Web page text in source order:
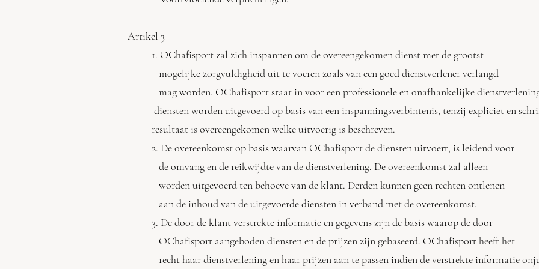
Artikel 3
1. OChafisport zal zich inspannen om de overeengekomen dienst met de grootst
mogelijke zorgvuldigheid uit te voeren zoals van een goed dienstverlener verlangd
mag worden. OChafisport staat in voor een professionele en onafhankelijke
diensten worden uitgevoerd op basis van een inspanningsverbintenis, tenzij expliciet en
resultaat is overeengekomen welke uitvoerig is beschreven.
2. De overeenkomst op basis waarvan OChafisport de diensten uitvoert, is leidend voor
de omvang en de reikwijdte van de dienstverlening. De overeenkomst zal alleen
worden uitgevoerd ten behoeve van de klant. Derden kunnen geen rechten ontlenen
aan de inhoud van de uitgevoerde diensten in verband met de overeenkomst.
3. De door de klant verstrekte informatie en gegevens zijn de basis waarop de door
OChafisport aangeboden diensten en de prijzen zijn gebaseerd. OChafisport heeft het
recht haar dienstverlening en haar prijzen aan te passen indien de verstrekte informatie